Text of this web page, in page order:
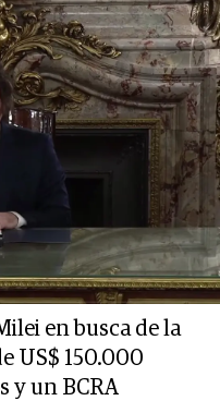
en busca de la
US$ 150.000
y un BCRA